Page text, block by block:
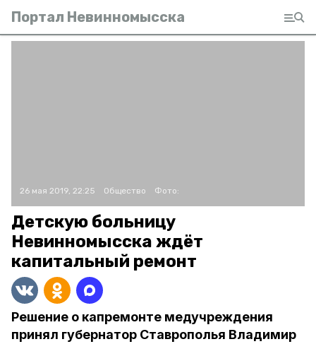
Портал Невинномысска
26 мая 2019, 22:25 Общество Фото:
Детскую больницу
Невинномысска ждёт
капитальный ремонт
Решение о капремонте медучреждения
принял губернатор Ставрополья Владимир